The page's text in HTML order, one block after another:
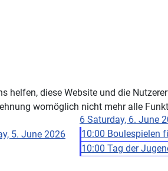
5. June 2026
6 Saturday, 6. June
10:00 Boulespielen
10:00 Tag der
helfen, diese Website und die
womöglich nicht mehr alle